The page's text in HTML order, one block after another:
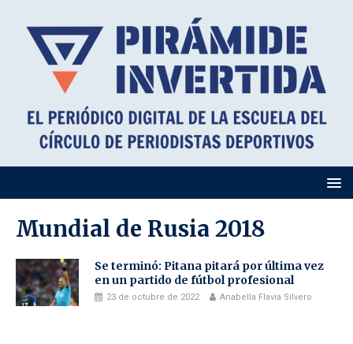
Mundial de Rusia 2018
Se terminó: Pitana pitará por última vez
en un partido de fútbol profesional
23 de octubre de 2022 Anabella Flavia Silvero